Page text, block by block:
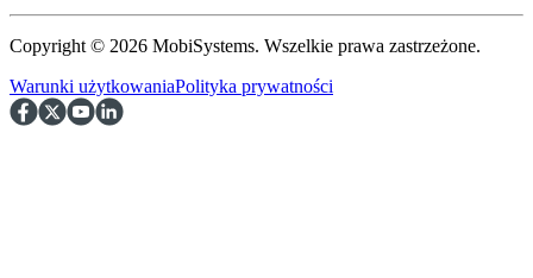
Copyright © 2026 MobiSystems. Wszelkie prawa zastrzeżone.
Warunki użytkowaniaPolityka prywatności